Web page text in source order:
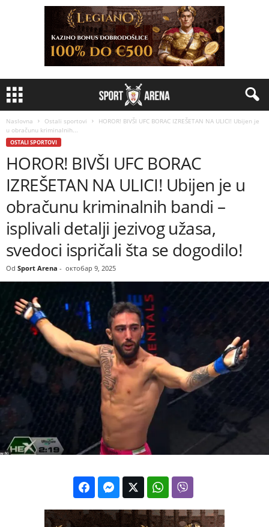
Naslovna Ostali sportovi
HOROR! BIVŠI UFC BORAC IZREŠETAN NA ULICI! Ubijen je
u obračunu kriminalnih...
OSTALI SPORTOVI
HOROR! BIVŠI UFC BORAC
IZREŠETAN NA ULICI! Ubijen je u
obračunu kriminalnih bandi –
isplivali detalji jezivog užasa,
svedoci ispričali šta se dogodilo!
Od Sport Arena - октобар 9, 2025